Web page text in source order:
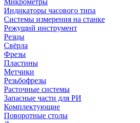
Микрометры
Индикаторы часового типа
Системы измерения на станке
Режущий инструмент
Резцы
Свёрла
Фрезы
Пластины
Метчики
Резьбофрезы
Расточные системы
Запасные части для РИ
Комплектующие
Поворотные столы